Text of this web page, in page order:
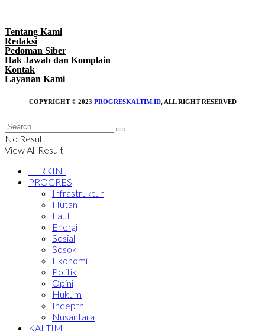
Tentang Kami
Redaksi
Pedoman Siber
Hak Jawab dan Komplain
Kontak
Layanan Kami
COPYRIGHT © 2023 PROGRESKALTIM.ID, ALL RIGHT RESERVED
No Result
View All Result
TERKINI
PROGRES
Infrastruktur
Hutan
Laut
Energi
Sosial
Sosok
Ekonomi
Politik
Opini
Hukum
Indepth
Nusantara
KALTIM